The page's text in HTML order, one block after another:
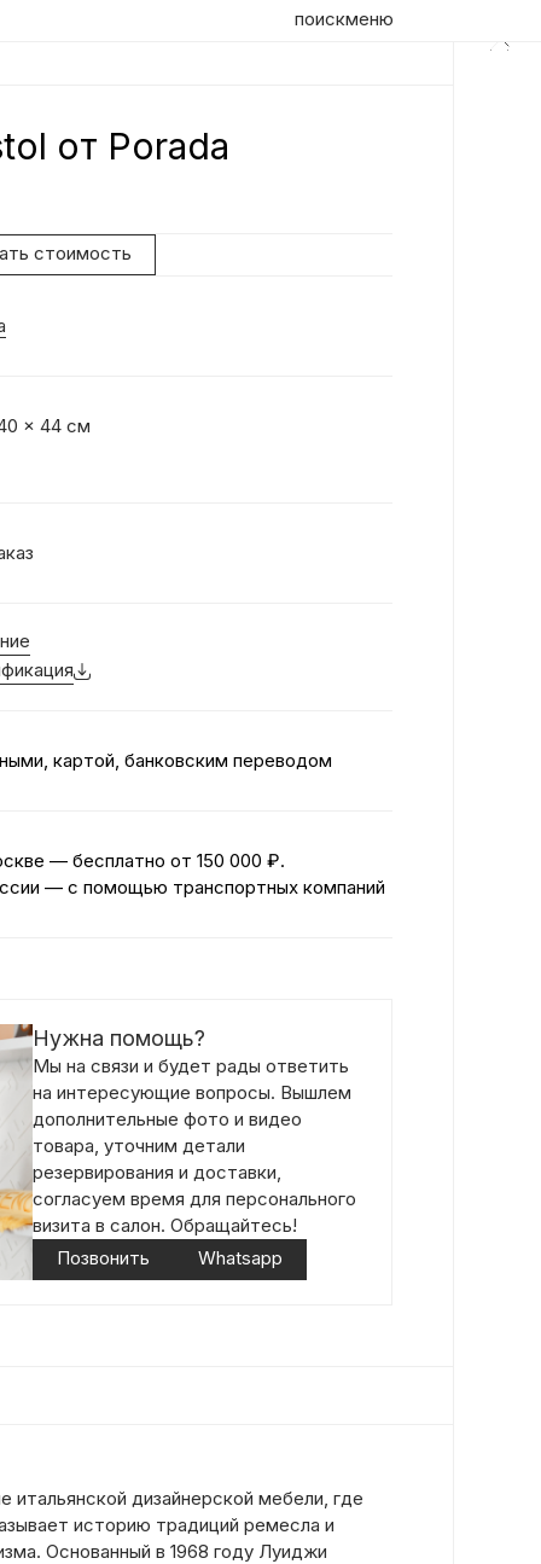
поискменю
от Porada
стоимость
x 44 см
картой, банковским переводом
— бесплатно от 150 000 ₽.
— с помощью транспортных компаний
Нужна помощь?
Мы на связи и будет рады ответить
на интересующие вопросы. Вышлем
дополнительные фото и видео
товара, уточним детали
резервирования и доставки,
согласуем время для персонального
визита в салон. Обращайтесь!
Позвонить
Whatsapp
итальянской дизайнерской мебели, где
историю традиций ремесла и
Основанный в 1968 году Луиджи